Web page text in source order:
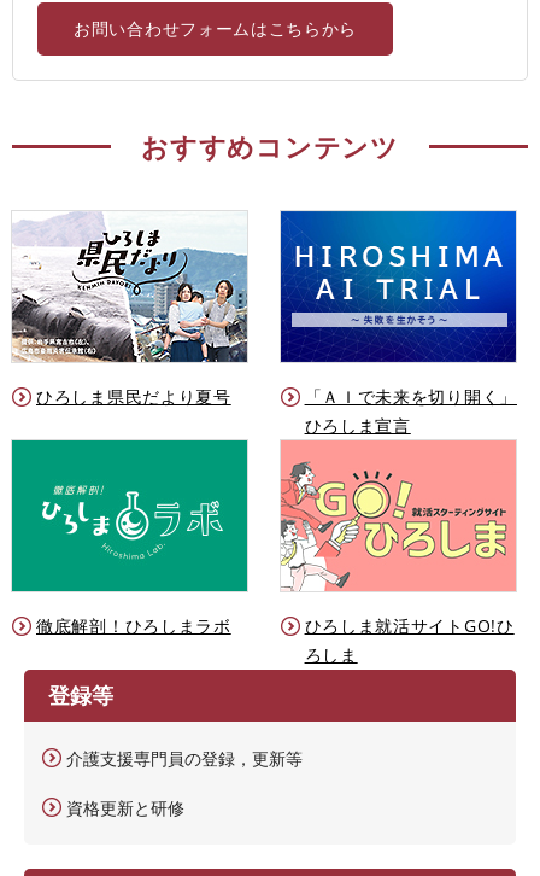
お問い合わせフォームはこちらから
おすすめコンテンツ
ひろしま県民だより夏号
「ＡＩで未来を切り開く」
ひろしま宣言
徹底解剖！ひろしまラボ
ひろしま就活サイトGO!ひ
ろしま
登録等
介護支援専門員の登録，更新等
資格更新と研修